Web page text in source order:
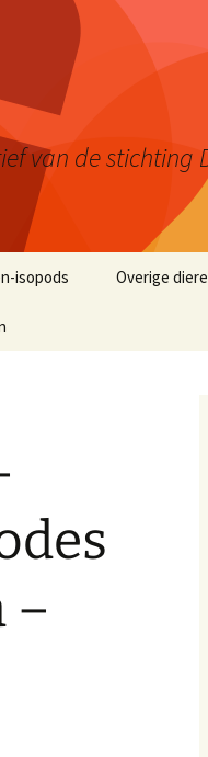
van de stichting
isopods Overige
–